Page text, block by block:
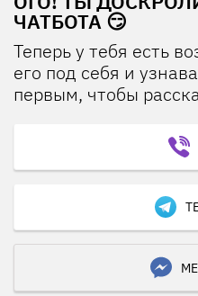
ЧАТБОТА 😏
Теперь у тебя есть
его под себя и
первым, чтобы